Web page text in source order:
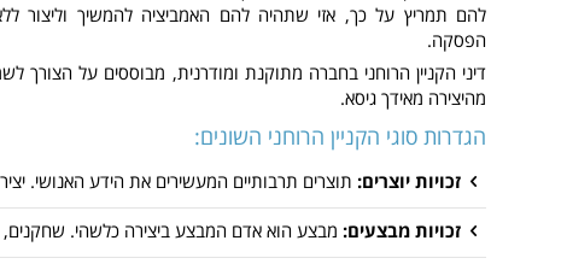
להם תמריץ על כך, אזי שתהיה להם האמביציה להמשיך וליצור
הפסקה.
דיני הקניין הרוחני בחברה מתוקנת ומודרנית, מבוססים על הצורך
מהיצירה מאידך גיסא.
הגדרות סוגי הקניין הרוחני השונים:
זכויות יוצרים: תוצרים תרבותיים המעשירים את הידע האנושי.
זכויות מבצעים: מבצע הוא אדם המבצע ביצירה כלשהי. שחקנים,